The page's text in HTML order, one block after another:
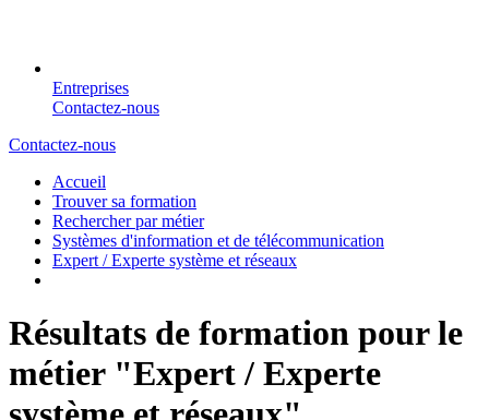
Entreprises
Contactez-nous
Contactez-nous
Accueil
Trouver sa formation
Rechercher par métier
Systèmes d'information et de télécommunication
Expert / Experte système et réseaux
Résultats de formation pour le
métier "Expert / Experte